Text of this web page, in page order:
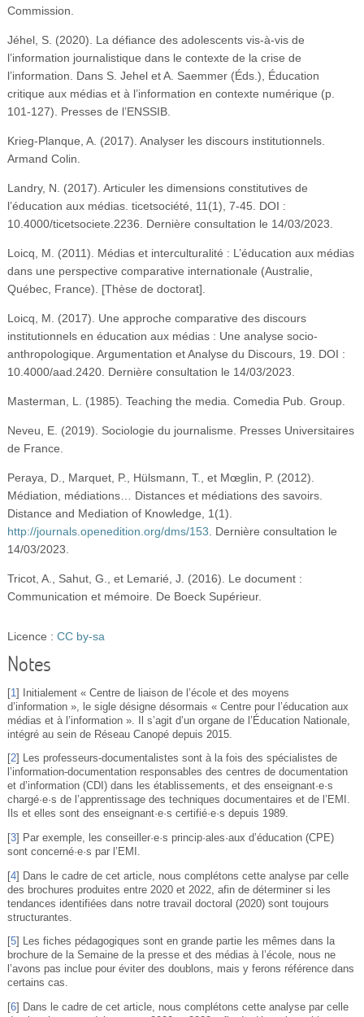
Commission.
Jéhel, S. (2020). La défiance des adolescents vis-à-vis de
l’information journalistique dans le contexte de la crise de
l’information. Dans S. Jehel et A. Saemmer (Éds.), Éducation
critique aux médias et à l’information en contexte numérique (p.
101-127). Presses de l’ENSSIB.
Krieg-Planque, A. (2017). Analyser les discours institutionnels.
Armand Colin.
Landry, N. (2017). Articuler les dimensions constitutives de
l’éducation aux médias. ticetsociété, 11(1), 7-45. DOI :
10.4000/ticetsociete.2236. Dernière consultation le 14/03/2023.
Loicq, M. (2011). Médias et interculturalité : L’éducation aux médias
dans une perspective comparative internationale (Australie,
Québec, France). [Thèse de doctorat].
Loicq, M. (2017). Une approche comparative des discours
institutionnels en éducation aux médias : Une analyse socio-
anthropologique. Argumentation et Analyse du Discours, 19. DOI :
10.4000/aad.2420. Dernière consultation le 14/03/2023.
Masterman, L. (1985). Teaching the media. Comedia Pub. Group.
Neveu, E. (2019). Sociologie du journalisme. Presses Universitaires
de France.
Peraya, D., Marquet, P., Hülsmann, T., et Mœglin, P. (2012).
Médiation, médiations… Distances et médiations des savoirs.
Distance and Mediation of Knowledge, 1(1).
http://journals.openedition.org/​dms/​153 . Dernière consultation le
14/03/2023.
Tricot, A., Sahut, G., et Lemarié, J. (2016). Le document :
Communication et mémoire. De Boeck Supérieur.
Licence : CC by-sa
Notes
[1 ]
Initialement « Centre de liaison de l’école et des moyens
d’information », le sigle désigne désormais « Centre pour l’éducation aux
médias et à l’information ». Il s’agit d’un organe de l’Éducation Nationale,
intégré au sein de Réseau Canopé depuis 2015.
2]
Les professeurs-documentalistes sont à la fois des spécialistes de
l’information-documentation responsables des centres de documentation
et d’information (CDI) dans les établissements, et des enseignant·e·s
chargé·e·s de l’apprentissage des techniques documentaires et de l’EMI.
Ils et elles sont des enseignant·e·s certifié·e·s depuis 1989.
3]
Par exemple, les conseiller·e·s princip·ales·aux d’éducation (CPE)
sont concerné·e·s par l’EMI.
[4] Dans le cadre de cet article, nous complétons cette analyse par celle
des brochures produites entre 2020 et 2022, afin de déterminer si les
tendances identifiées dans notre travail doctoral (2020) sont toujours
structurantes.
5]
Les fiches pédagogiques sont en grande partie les mêmes dans la
brochure de la Semaine de la presse et des médias à l’école, nous ne
l’avons pas inclue pour éviter des doublons, mais y ferons référence dans
certains cas.
[6] Dans le cadre de cet article, nous complétons cette analyse par celle